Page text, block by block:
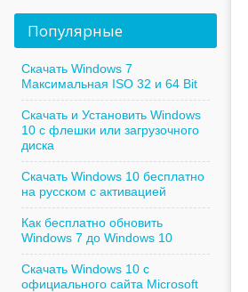
Популярные
Скачать Windows 7
Максимальная ISO 32 и 64 Bit
Скачать и Установить Windows
10 с флешки или загрузочного
диска
Скачать Windows 10 бесплатно
на русском с активацией
Как бесплатно обновить
Windows 7 до Windows 10
Скачать Windows 10 с
официального сайта Microsoft